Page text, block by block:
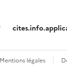
Mentions légales